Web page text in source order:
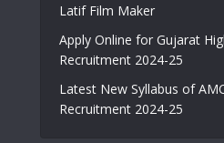
Latif Film Maker
Apply Online for Gujarat
Recruitment 2024-25
Latest New Syllabus of
Recruitment 2024-25